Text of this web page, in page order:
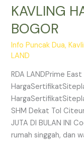
KAVLING
BOGOR
Info Puncak Dua,
LAND
RDA LANDPrime
SHM Dekat Tol
JUTA DI BULAN INI
rumah singgah, dan